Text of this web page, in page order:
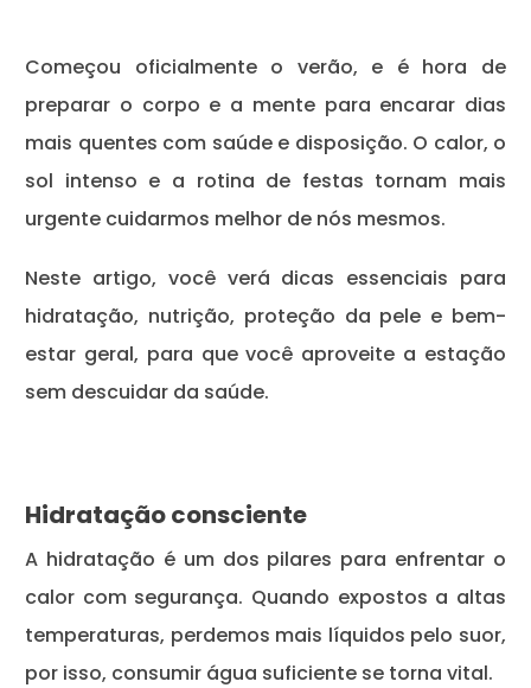
Começou oficialmente o verão, e é hora de
preparar o corpo e a mente para encarar dias
mais quentes com saúde e disposição. O calor, o
sol intenso e a rotina de festas tornam mais
urgente cuidarmos melhor de nós mesmos.
Neste artigo, você verá dicas essenciais para
hidratação, nutrição, proteção da pele e bem-
estar geral, para que você aproveite a estação
sem descuidar da saúde.
Hidratação consciente
A hidratação é um dos pilares para enfrentar o
calor com segurança. Quando expostos a altas
temperaturas, perdemos mais líquidos pelo suor,
por isso, consumir água suficiente se torna vital.